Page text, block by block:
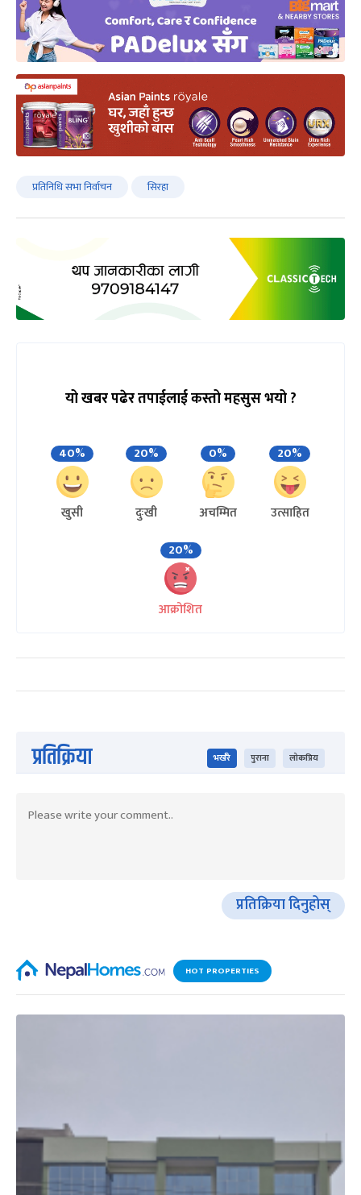
प्रतिनिधि सभा निर्वाचन सिरहा
यो खबर पढेर तपाईलाई कस्तो महसुस भयो ?
40%
खुसी
20%
दुःखी
0%
अचम्मित
20%
उत्साहित
20%
आक्रोशित
प्रतिक्रिया भर्खरै पुराना लोकप्रिय
प्रतिक्रिया दिनुहोस्
HOT PROPERTIES